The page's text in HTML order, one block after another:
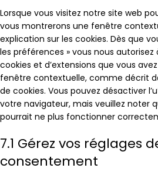
Lorsque vous visitez notre site web
vous montrerons une fenêtre
explication sur les cookies. Dès que
les préférences » vous nous
cookies et d’extensions que vous
fenêtre contextuelle, comme décrit
de cookies. Vous pouvez désactiver
votre navigateur, mais veuillez noter
pourrait ne plus fonctionner
7.1 Gérez vos réglages
consentement